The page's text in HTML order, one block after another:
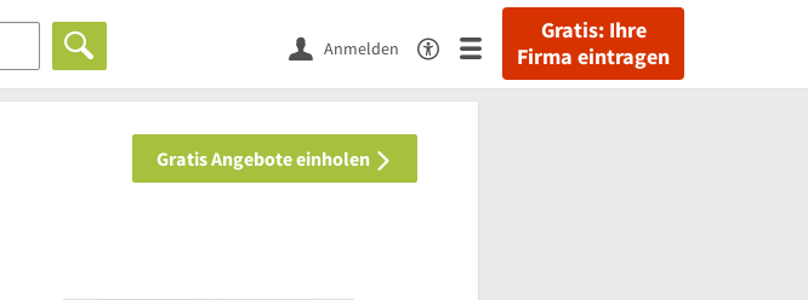
Gratis: Ihre
Firma eintragen
Anmelden
Gratis Angebote einholen